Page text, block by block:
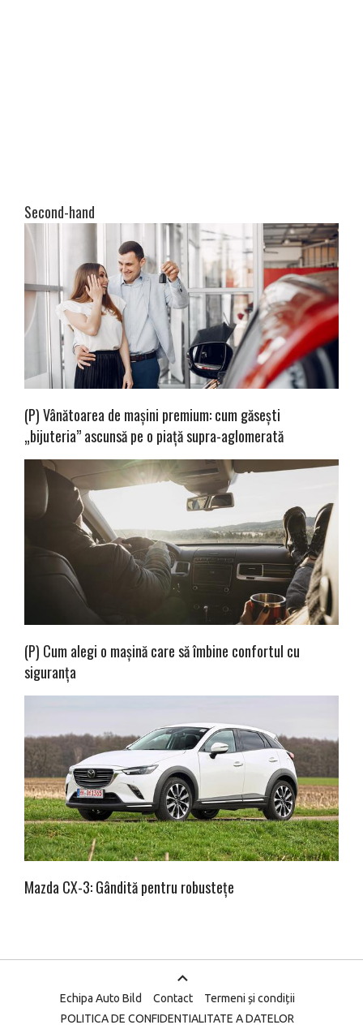
Second-hand
(P) Vânătoarea de mașini premium: cum găsești
„bijuteria” ascunsă pe o piață supra-aglomerată
(P) Cum alegi o mașină care să îmbine confortul cu
siguranța
Mazda CX-3: Gândită pentru robustețe
Echipa Auto Bild Contact
Termeni și condiții
POLITICA DE CONFIDENTIALITATE A DATELOR